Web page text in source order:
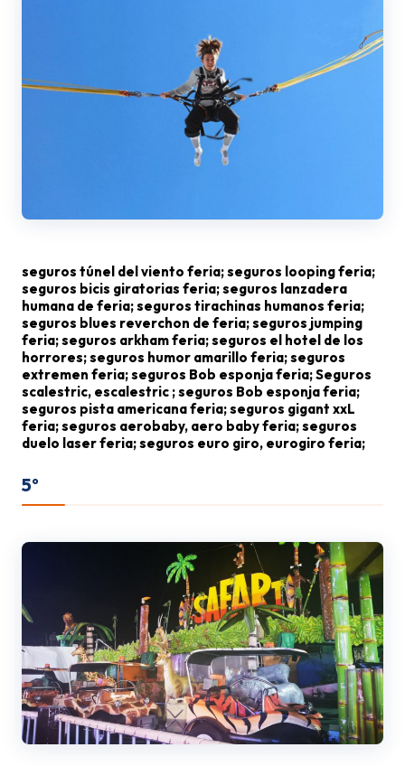
seguros túnel del viento feria; seguros looping feria;
seguros bicis giratorias feria; seguros lanzadera
humana de feria; seguros tirachinas humanos feria;
seguros blues reverchon de feria; seguros jumping
feria; seguros arkham feria; seguros el hotel de los
horrores; seguros humor amarillo feria; seguros
extremen feria; seguros Bob esponja feria; Seguros
scalestric, escalestric ; seguros Bob esponja feria;
seguros pista americana feria; seguros gigant xxL
feria; seguros aerobaby, aero baby feria; seguros
duelo laser feria; seguros euro giro, eurogiro feria;
5º